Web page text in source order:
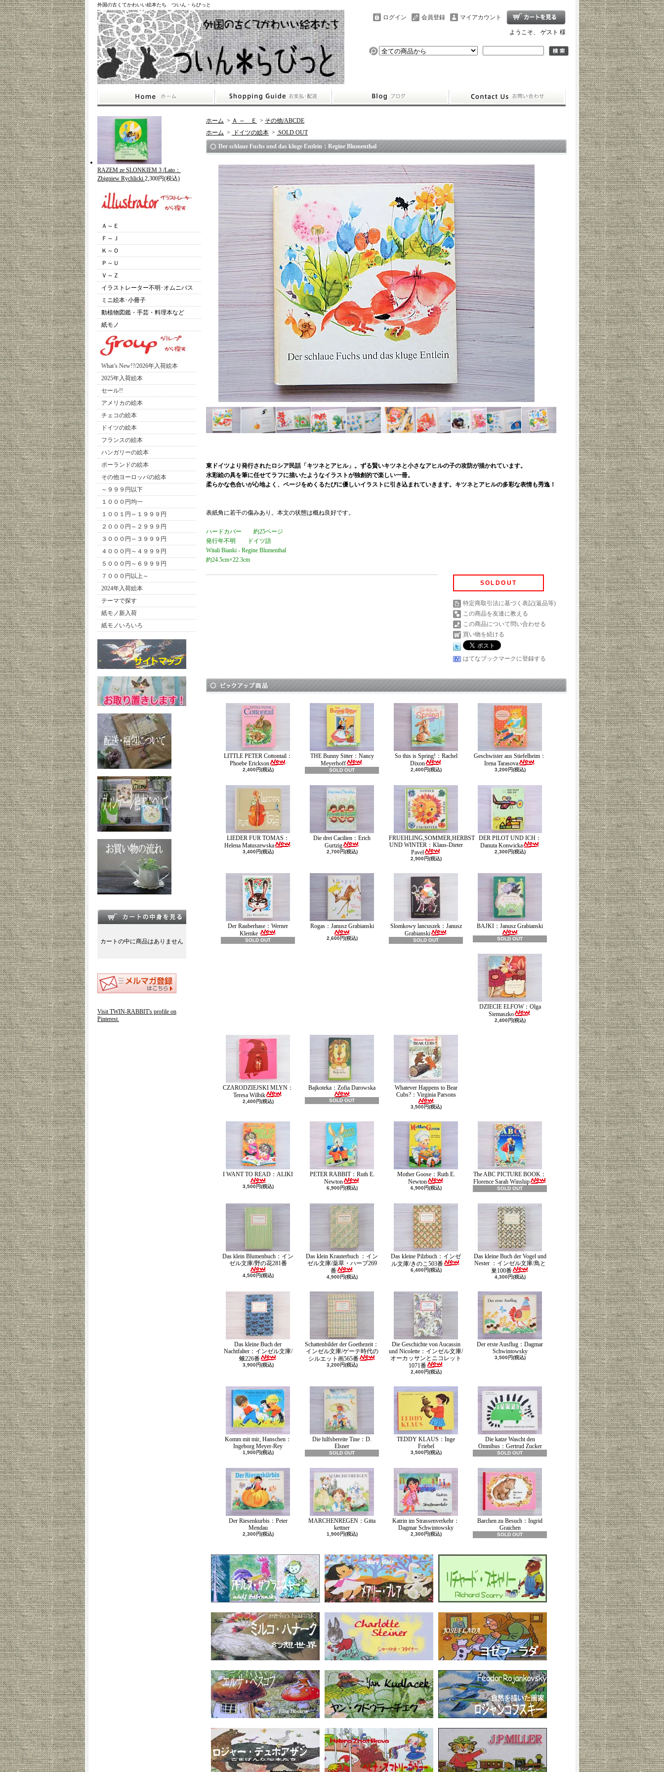
外国の古くてかわいい絵本たち ついん・らびっと
マイアカウント
会員登録
ログイン
ようこそ、 ゲスト 様
RAZEM ze SLONKIEM 3 /Lato：
Zbigniew Rychlicki 2,300円(税込)
Ａ～Ｅ
Ｆ～Ｊ
Ｋ～Ｏ
Ｐ～Ｕ
Ｖ～Ｚ
イラストレーター不明･オムニバス
ミニ絵本･小冊子
動植物図鑑・手芸・料理本など
紙モノ
What’s New!?/2026年入荷絵本
2025年入荷絵本
セール!!
アメリカの絵本
チェコの絵本
ドイツの絵本
フランスの絵本
ハンガリーの絵本
ポーランドの絵本
その他ヨーロッパの絵本
～９９９円以下
１０００円均一
１００１円～１９９９円
２０００円～２９９９円
３０００円～３９９９円
４０００円～４９９９円
５０００円～６９９９円
７０００円以上～
2024年入荷絵本
テーマで探す
紙モノ新入荷
紙モノいろいろ
カートの中に商品はありません
Visit TWIN-RABBIT's profile on
Pinterest.
ホーム > Ａ ～ Ｅ > その他/ABCDE
ホーム > ドイツの絵本 > SOLD OUT
Der schlaue Fuchs und das kluge Entlein：Regine Blumenthal
東ドイツより発行されたロシア民話「キツネとアヒル」。ずる賢いキツネと小さなアヒルの子の攻防が描かれています。
水彩絵の具を筆に任せてラフに描いたようなイラストが独創的で楽しい一冊。
柔らかな色合いが心地よく、ページをめくるたびに優しいイラストに引き込まれていきます。キツネとアヒルの多彩な表情も秀逸！
表紙角に若干の傷みあり。本文の状態は概ね良好です。
ハードカバー 約25ページ
発行年不明 ドイツ語
Witali Bianki - Regine Blumenthal
約24.5cm×22.3cm
SOLDOUT
特定商取引法に基づく表記(返品等)
この商品を友達に教える
この商品について問い合わせる
買い物を続ける
はてなブックマークに登録する
LITTLE PETER Cottontail：
Phoebe Erickson
2,400円(税込)
THE Bunny Sitter：Nancy
Meyerhoff
SOLD OUT
So this is Spring!：Rachel
Dixon
2,400円(税込)
Geschwister aus Stiefelheim：
Irena Tarasova
3,200円(税込)
LIEDER FUR TOMAS：
Helena Matuszewska
3,400円(税込)
Die drei Cacilien：Erich
Gurtzig
2,700円(税込)
FRUEHLING,SOMMER,HERBST
UND WINTER：Klaus-Dieter
Pavel
2,900円(税込)
DER PILOT UND ICH：
Danuta Konwicka
2,300円(税込)
Der Rauberhase：Werner
Klemke
SOLD OUT
Rogas：Janusz Grabianski
2,600円(税込)
Slomkowy lancuszek：Janusz
Grabianski
SOLD OUT
BAJKI：Janusz Grabianski
SOLD OUT
DZIECIE ELFOW：Olga
Siemaszko
2,400円(税込)
CZARODZIEJSKI MLYN：
Teresa Wilbik
2,400円(税込)
Bajkoteka：Zofia Darowska
SOLD OUT
Whatever Happens to Bear
Cubs?：Virginia Parsons
3,500円(税込)
I WANT TO READ：ALIKI
3,500円(税込)
PETER RABBIT：Ruth E.
Newton
6,900円(税込)
Mother Goose：Ruth E.
Newton
6,900円(税込)
The ABC PICTURE BOOK：
Florence Sarah Winship
SOLD OUT
Das klein Blumenbuch：イン
ゼル文庫/野の花281番
4,500円(税込)
Das klein Krauterbuch ：イン
ゼル文庫/薬草・ハーブ269
番
4,900円(税込)
Das kleine Pilzbuch：インゼ
ル文庫/きのこ503番
6,400円(税込)
Das kleine Buch der Vogel und
Nester ：インゼル文庫/鳥と
巣100番
4,300円(税込)
Das kleine Buch der
Nachtfalter：インゼル文庫/
蛾226番
3,900円(税込)
Schattenbilder der Goethezeit：
インゼル文庫/ゲーテ時代の
シルエット画565番
3,200円(税込)
Die Geschichte von Aucassin
und Nicolette：インゼル文庫/
オーカッサンとニコレット
1071番
2,400円(税込)
Der erste Ausflug：Dagmar
Schwintowsky
3,500円(税込)
Komm mit mir, Hanschen：
Ingeborg Meyer-Rey
1,900円(税込)
Die hilfsbereite Tine：D.
Elsner
SOLD OUT
TEDDY KLAUS：Inge
Friebel
3,500円(税込)
Die katze Wascht den
Omnibus：Gertrud Zucker
SOLD OUT
Der Riesenkurbis：Peter
Mendau
2,300円(税込)
MARCHENREGEN：Gitta
kettner
1,900円(税込)
Katrin im Strassenverkehr：
Dagmar Schwintowsky
2,300円(税込)
Barchen zu Besuch：Ingrid
Graichen
SOLD OUT